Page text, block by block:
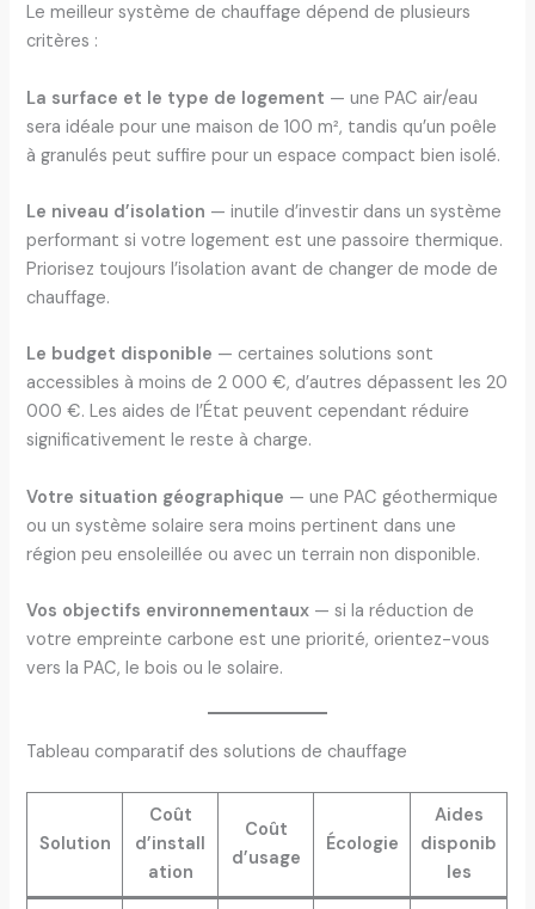
Le meilleur système de chauffage dépend de plusieurs
critères :
La surface et le type de logement — une PAC air/eau
sera idéale pour une maison de 100 m², tandis qu’un poêle
à granulés peut suffire pour un espace compact bien isolé.
Le niveau d’isolation — inutile d’investir dans un système
performant si votre logement est une passoire thermique.
Priorisez toujours l’isolation avant de changer de mode de
chauffage.
Le budget disponible — certaines solutions sont
accessibles à moins de 2 000 €, d’autres dépassent les 20
000 €. Les aides de l’État peuvent cependant réduire
significativement le reste à charge.
Votre situation géographique — une PAC géothermique
ou un système solaire sera moins pertinent dans une
région peu ensoleillée ou avec un terrain non disponible.
Vos objectifs environnementaux — si la réduction de
votre empreinte carbone est une priorité, orientez-vous
vers la PAC, le bois ou le solaire.
Tableau comparatif des solutions de chauffage
Solution
Coût
d’install
ation
Coût
d’usage
Écologie
Aides
disponib
les